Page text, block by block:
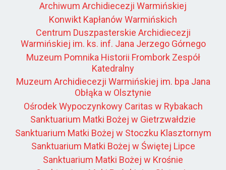
Archiwum Archidiecezji Warmińskiej
Konwikt Kapłanów Warmińskich
Centrum Duszpasterskie Archidiecezji
Warmińskiej im. ks. inf. Jana Jerzego Górnego
Muzeum Pomnika Historii Frombork Zespół
Katedralny
Muzeum Archidiecezji Warmińskiej im. bpa Jana
Obłąka w Olsztynie
Ośrodek Wypoczynkowy Caritas w Rybakach
Sanktuarium Matki Bożej w Gietrzwałdzie
Sanktuarium Matki Bożej w Stoczku Klasztornym
Sanktuarium Matki Bożej w Świętej Lipce
Sanktuarium Matki Bożej w Krośnie